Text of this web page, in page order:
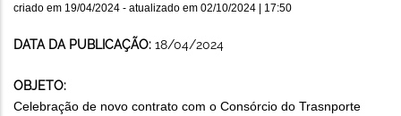
criado em 19/04/2024 - atualizado em 02/10/2024 | 17:50
DATA DA PUBLICAÇÃO: 18/04/2024
OBJETO:
Celebração de novo contrato com o Consórcio do Trasnporte